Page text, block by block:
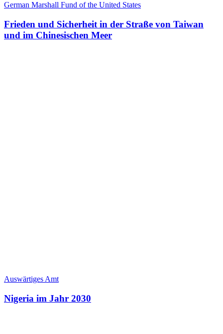
German Marshall Fund of the United States
Frieden und Sicherheit in der Straße von Taiwan
und im Chinesischen Meer
Auswärtiges Amt
Nigeria im Jahr 2030